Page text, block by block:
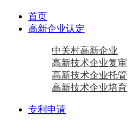
首页
高新企业认定
中关村高新企业
高新技术企业复审
高新技术企业托管
高新技术企业培育
专利申请